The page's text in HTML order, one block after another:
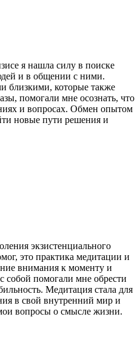
я нашла силу в поиске
и в общении с ними.
близкими, которые также
помогали мне осознать, что
и вопросах. Обмен опытом
новые пути решения и
экзистенциального
это практика медитации и
внимания к моменту и
собой помогали мне обрести
Медитация стала для
в свой внутренний мир и
вопросы о смысле жизни.